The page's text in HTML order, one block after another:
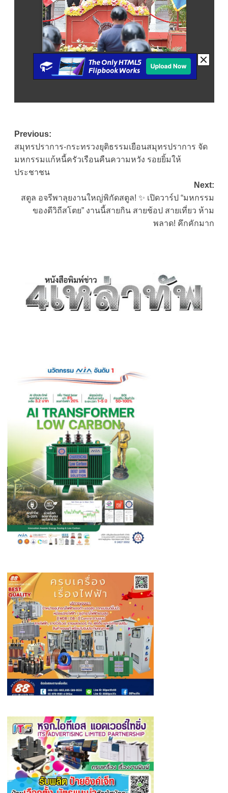
Post
navigation
Previous:
สมุทรปราการ-กระทรวงยุติธรรมเยือนสมุทรปราการ จัด
มหกรรมแก้หนี้ครัวเรือนคืนความหวัง รอยยิ้มให้
ประชาชน
Next:
สตูล อจรีพาลุยงานใหญ่พิกัดสตูล! ✨ เปิดวาร์ป “มหกรรม
ของดีวิถีสโตย” งานนี้สายกิน สายช้อป สายเที่ยว ห้าม
พลาด! คึกคักมาก